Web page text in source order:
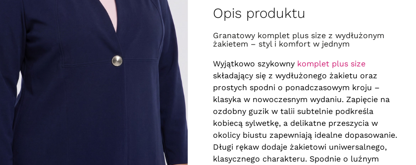
74 cm
obwód w biuście
97 cm, długość rękawa 60 cm,
biceps 44 cm, obwód w pasie
100-118 cm, obwód w biodrach
przód i tył 33/38 cm, obwód uda
78 cm
56
obwód w biuście 134 cm, obwód
w biodrach 140 cm, długość
98 cm, długość rękawa 60 cm,
biceps 46 cm, obwód w pasie
108-124 cm, obwód w biodrach
138 cm, długość 98 cm , stan
przód i tył 33/39 cm, obwód uda
80 cm
58
obwód w biuście 140 cm, obwód
w biodrach 144 cm, długość
98 cm, długość rękawa 60 cm
Opis produktu
Granatowy komplet plus size z wydłużonym
żakietem – styl i komfort w jednym
Wyjątkowo szykowny komplet plus size
składający się z wydłużonego żakietu oraz
prostych spodni o ponadczasowym kroju –
klasyka w nowoczesnym wydaniu. Zapięcie na
ozdobny guzik w talii subtelnie podkreśla
kobiecą sylwetkę, a delikatne przeszycia w
okolicy biustu zapewniają idealne dopasowanie.
Długi rękaw dodaje żakietowi uniwersalnego,
klasycznego charakteru. Spodnie o luźnym